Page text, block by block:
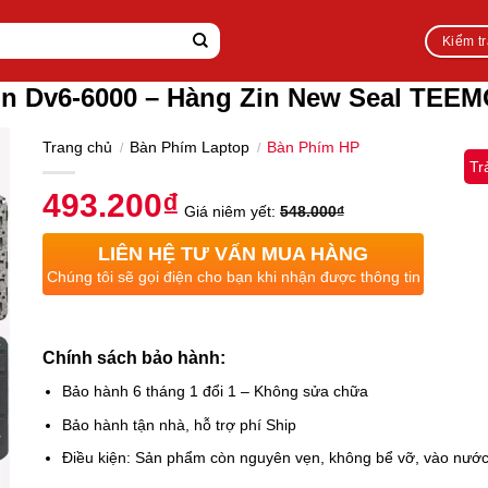
Kiểm
6000 – Hàng Zin New Seal
Trang chủ / Bàn Phím Laptop / Bàn Phím HP
493.200₫ Giá niêm yết: 548.000₫
LIÊN HỆ TƯ VẤN MUA HÀNG
Chúng tôi sẽ gọi điện cho bạn khi nhận được thông tin
Chính sách bảo hành:
Bảo hành 6 tháng 1 đổi 1 – Không sửa chữa
Bảo hành tận nhà, hỗ trợ phí Ship
Điều kiện: Sản phẩm còn nguyên vẹn, không bể vỡ, vào